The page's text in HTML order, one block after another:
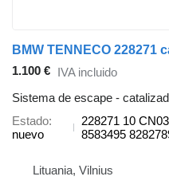
BMW TENNECO 228271
1.100 € IVA incluido
Sistema de escape -
Estado
nuevo
228271 10
8583495
Lituania, Vilnius